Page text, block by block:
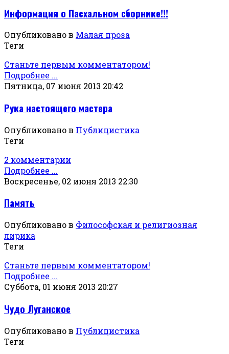
Информация о Пасхальном сборнике!!!
Опубликовано в Малая проза
Теги
Станьте первым комментатором!
Подробнее ...
Пятница, 07 июня 2013 20:42
Рука настоящего мастера
Опубликовано в Публицистика
Теги
2 комментарии
Подробнее ...
Воскресенье, 02 июня 2013 22:30
Память
Опубликовано в Философская и религиозная
лирика
Теги
Станьте первым комментатором!
Подробнее ...
Суббота, 01 июня 2013 20:27
Чудо Луганское
Опубликовано в Публицистика
Теги